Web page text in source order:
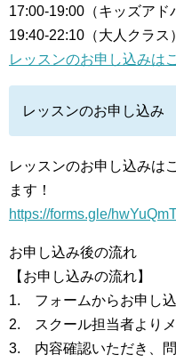
17:00-19:00（キッズア
19:40-22:10（大人クラ
レッスンのお申し込みは
レッスンのお申し込み
レッスンのお申し込みは
ます！
https://forms.gle/
お申し込み後の流れ
【お申し込みの流れ】
1. フォームからお申し込
2. スクール担当者より
3. 内容確認いただき、